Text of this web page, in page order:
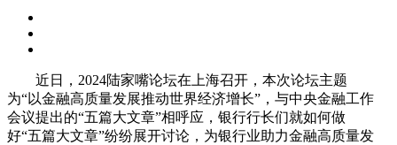
近日，2024陆家嘴论坛在上海召开，本次论坛主题
为“以金融高质量发展推动世界经济增长”，与中央金融工作
会议提出的“五篇大文章”相呼应，银行行长们就如何做
好“五篇大文章”纷纷展开讨论，为银行业助力金融高质量发